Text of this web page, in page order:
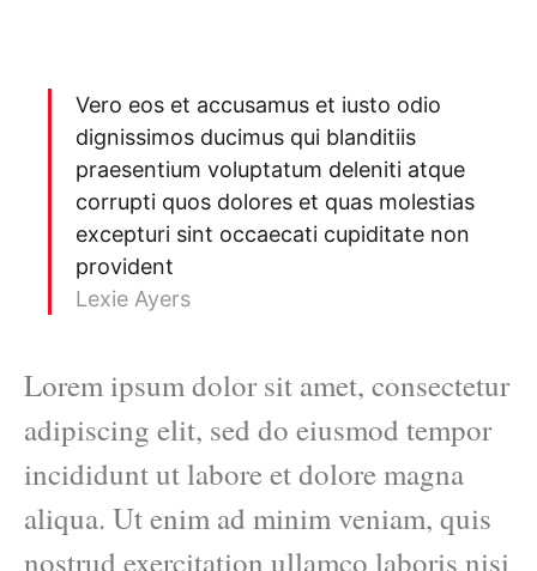
Vero eos et accusamus et iusto odio
dignissimos ducimus qui blanditiis
praesentium voluptatum deleniti atque
corrupti quos dolores et quas molestias
excepturi sint occaecati cupiditate non
provident
Lexie Ayers
Lorem ipsum dolor sit amet, consectetur
adipiscing elit, sed do eiusmod tempor
incididunt ut labore et dolore magna
aliqua. Ut enim ad minim veniam, quis
nostrud exercitation ullamco laboris nisi